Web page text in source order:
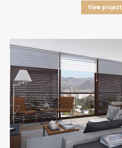
View project